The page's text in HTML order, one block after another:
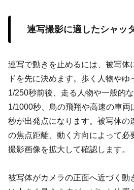
連写撮影に適したシャッ
連写で動きを止めるには、被写体
ドを先に決めます。歩く人物やゆ
1/250秒前後、走る人物や一般的
1/1000秒、鳥の飛翔や高速の車両
秒が出発点になります。被写体の
の焦点距離、動く方向によって必
撮影画像を拡大して確認します。
被写体がカメラの正面へ近づく動